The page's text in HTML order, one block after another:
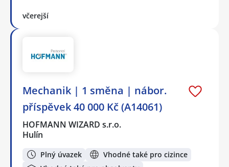
včerejší
Mechanik️ | 1 směna | nábor.
příspěvek 40 000 Kč (A14061)
HOFMANN WIZARD s.r.o.
Hulín
Plný úvazek
Vhodné také pro cizince